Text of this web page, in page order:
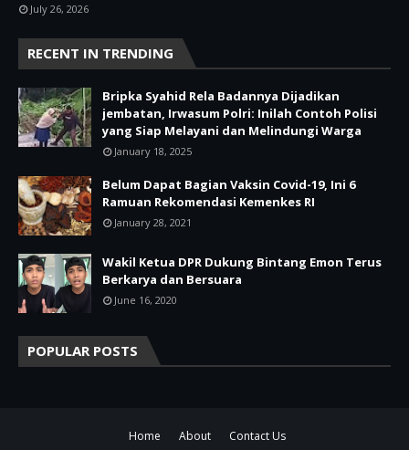
July 26, 2026
RECENT IN TRENDING
Bripka Syahid Rela Badannya Dijadikan
jembatan, Irwasum Polri: Inilah Contoh Polisi
yang Siap Melayani dan Melindungi Warga
January 18, 2025
Belum Dapat Bagian Vaksin Covid-19, Ini 6
Ramuan Rekomendasi Kemenkes RI
January 28, 2021
Wakil Ketua DPR Dukung Bintang Emon Terus
Berkarya dan Bersuara
June 16, 2020
POPULAR POSTS
Home About Contact Us